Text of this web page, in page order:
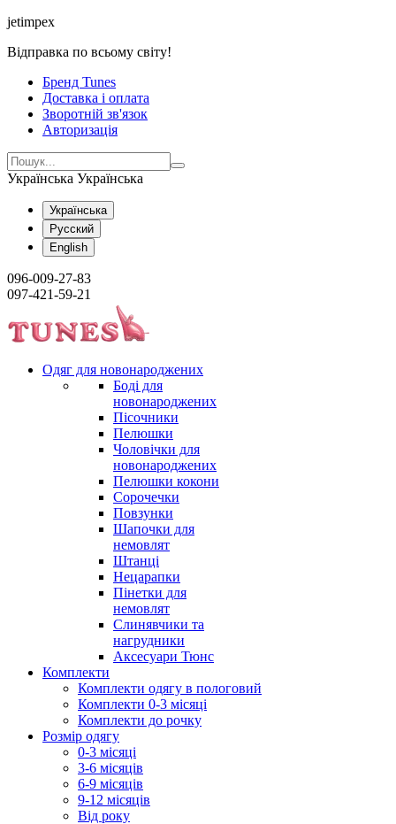
jetimpex
Відправка по всьому світу!
Бренд Tunes
Доставка і оплата
Зворотній зв'язок
Авторизація
Українська Українська
Українська
Русский
English
096-009-27-83
097-421-59-21
Одяг для новонароджених
Боді для
новонароджених
Пісочники
Пелюшки
Чоловічки для
новонароджених
Пелюшки кокони
Сорочечки
Повзунки
Шапочки для
немовлят
Штанці
Нецарапки
Пінетки для
немовлят
Слинявчики та
нагрудники
Аксесуари Тюнс
Комплекти
Комплекти одягу в пологовий
Комплекти 0-3 місяці
Комплекти до рочку
Розмір одягу
0-3 місяці
3-6 місяців
6-9 місяців
9-12 місяців
Від року